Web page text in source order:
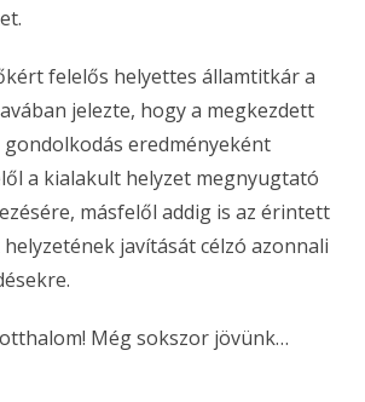
felelős helyettes államtitkár a
jelezte, hogy a megkezdett
eredményeként
a kialakult helyzet megnyugtató
másfelől addig is az érintett
javítását célzó azonnali
Még sokszor jövünk…